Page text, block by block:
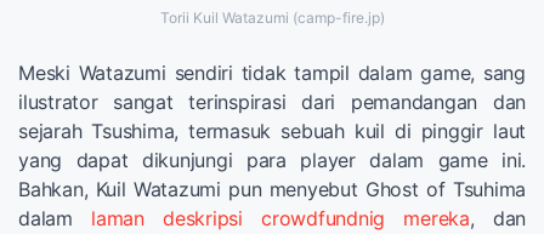
Torii Kuil Watazumi (camp-fire.jp)
Meski Watazumi sendiri tidak tampil dalam game, sang
ilustrator sangat terinspirasi dari pemandangan dan
sejarah Tsushima, termasuk sebuah kuil di pinggir laut
yang dapat dikunjungi para player dalam game ini.
Bahkan, Kuil Watazumi pun menyebut Ghost of Tsuhima
dalam laman deskripsi crowdfundnig mereka, dan